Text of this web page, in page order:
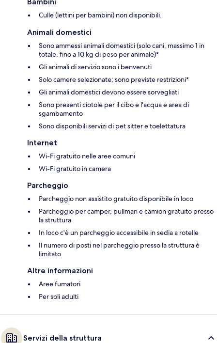
Culle (lettini per bambini) non disponibili.
Animali domestici
Sono ammessi animali domestici (solo cani, massimo 1 in
totale, fino a 10 kg di peso per animale)*
Gli animali di servizio sono i benvenuti
Solo camere selezionate; sono previste restrizioni*
Gli animali domestici devono essere sorvegliati
Sono presenti ciotole per il cibo e l'acqua e area di
sgambamento
Sono disponibili servizi di pet sitter e toelettatura
Internet
Wi-Fi gratuito nelle aree comuni
Wi-Fi gratuito in camera
Parcheggio
Parcheggio non assistito gratuito disponibile in loco
Parcheggio per camper, pullman e camion gratuito presso
la struttura
In loco c'è un parcheggio accessibile in sedia a rotelle
Il numero di posti nel parcheggio presso la struttura è
limitato
Altre informazioni
Aree fumatori
Per soli adulti
Servizi della struttura